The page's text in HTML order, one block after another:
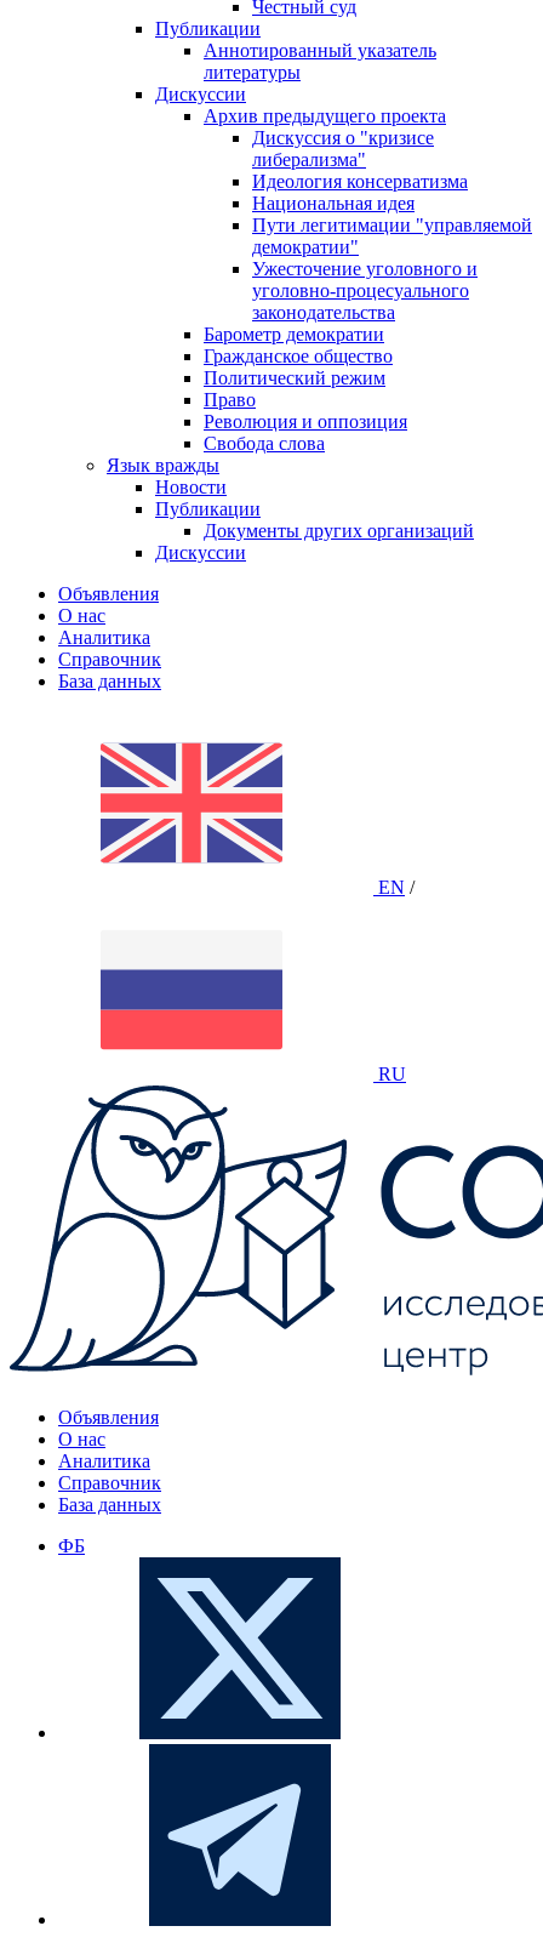
Честный суд
Публикации
Аннотированный указатель
литературы
Дискуссии
Архив предыдущего проекта
Дискуссия о "кризисе
либерализма"
Идеология консерватизма
Национальная идея
Пути легитимации "управляемой
демократии"
Ужесточение уголовного и
уголовно-процесуального
законодательства
Барометр демократии
Гражданское общество
Политический режим
Право
Революция и оппозиция
Свобода слова
Язык вражды
Новости
Публикации
Документы других организаций
Дискуссии
Объявления
О нас
Аналитика
Справочник
База данных
EN /
RU
Объявления
О нас
Аналитика
Справочник
База данных
ФБ